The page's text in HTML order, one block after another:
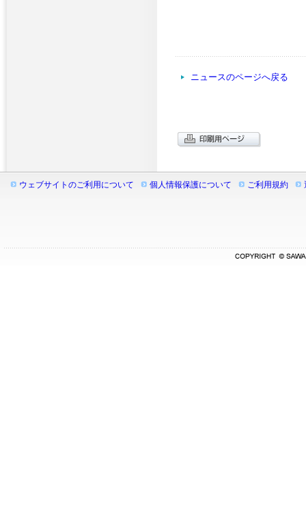
ニュースのページへ戻る
ウェブサイトのご利用について 個人情報保護について ご利用規約